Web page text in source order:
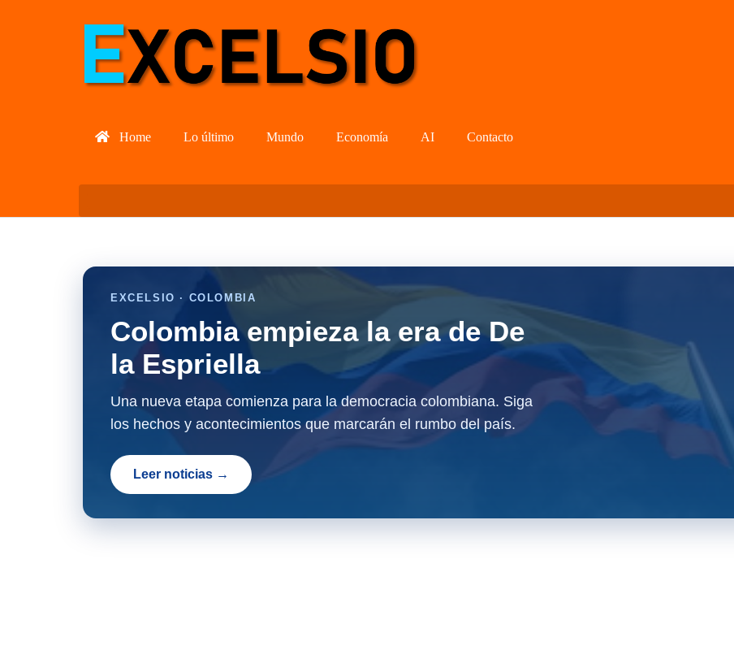
Home Lo último Mundo Economía AI Contacto
EXCELSIO · COLOMBIA
Colombia empieza la era de De
la Espriella
Una nueva etapa comienza para la democracia colombiana. Siga
los hechos y acontecimientos que marcarán el rumbo del país.
Leer noticias →